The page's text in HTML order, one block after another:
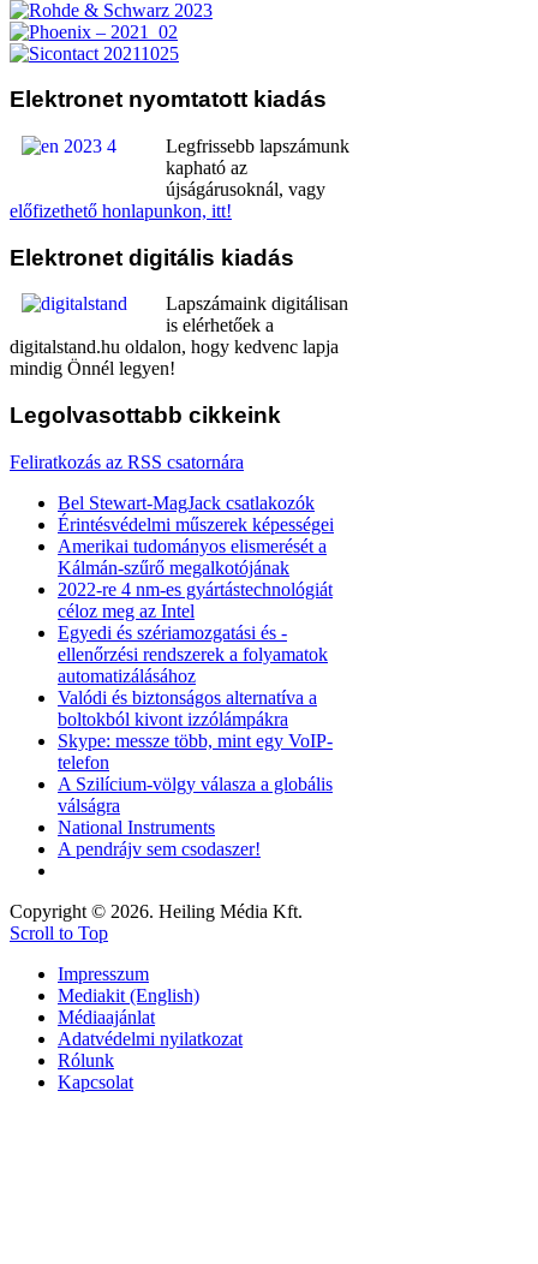
Elektronet nyomtatott kiadás
Legfrissebb lapszámunk
kapható az
újságárusoknál, vagy
előfizethető honlapunkon, itt!
Elektronet digitális kiadás
Lapszámaink digitálisan
is elérhetőek a
digitalstand.hu oldalon, hogy kedvenc lapja
mindig Önnél legyen!
Legolvasottabb cikkeink
Feliratkozás az RSS csatornára
Bel Stewart-MagJack csatlakozók
Érintésvédelmi műszerek képességei
Amerikai tudományos elismerését a
Kálmán-szűrő megalkotójának
2022-re 4 nm-es gyártástechnológiát
céloz meg az Intel
Egyedi és szériamozgatási és -
ellenőrzési rendszerek a folyamatok
automatizálásához
Valódi és biztonságos alternatíva a
boltokból kivont izzólámpákra
Skype: messze több, mint egy VoIP-
telefon
A Szilícium-völgy válasza a globális
válságra
National Instruments
A pendrájv sem csodaszer!
Copyright © 2026. Heiling Média Kft.
Scroll to Top
Impresszum
Mediakit (English)
Médiaajánlat
Adatvédelmi nyilatkozat
Rólunk
Kapcsolat